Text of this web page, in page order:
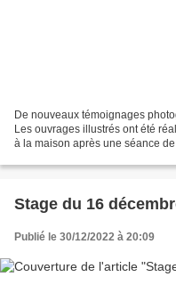
De nouveaux témoignages
Les ouvrages illustrés ont été
à la maison après une séance
Stage du 16
Publié le 30/12/2022 à 20:09